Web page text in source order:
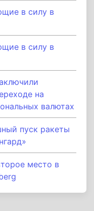
в силу в
в силу в
на
валютах
пуск ракеты
место в